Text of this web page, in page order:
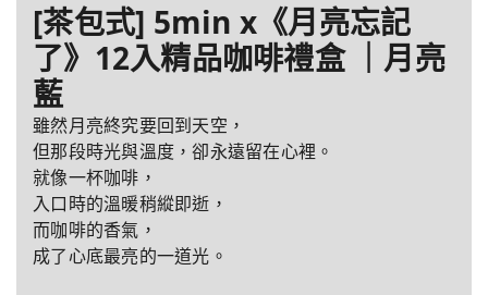
[茶包式] 5min x《月亮忘記
了》12入精品咖啡禮盒 ｜月亮
藍
雖然月亮終究要回到天空，
但那段時光與溫度，卻永遠留在心裡。
就像一杯咖啡，
入口時的溫暖稍縱即逝，
而咖啡的香氣，
成了心底最亮的一道光。